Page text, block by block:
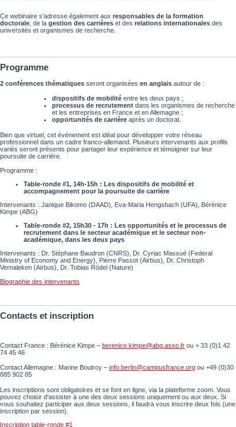
Ce webinaire s’adresse également aux responsables de la formation
doctorale , de la gestion des carrières et des relations internationales des
universités et organismes de recherche.
Programme
2 conférences thématiques seront organisées en anglais autour de :
dispositifs de mobilité entre les deux pays ;
processus de recrutement dans les organismes de recherche
et les entreprises en France et en Allemagne ;
opportunités de carrière après un doctorat.
Bien que virtuel, cet événement est idéal pour développer votre réseau
professionnel dans un cadre franco-allemand. Plusieurs intervenants aux profils
variés seront présents pour partager leur expérience et témoigner sur leur
poursuite de carrière.
Programme :
Table-ronde #1, 14h-15h : Les dispositifs de mobilité et
accompagnement pour la poursuite de carrière
Intervenants : Janique Bikomo (DAAD), Eva-Maria Hengsbach (UFA), Bérénice
Kimpe (ABG)
Table-ronde #2, 15h30 - 17h : Les opportunités et le processus de
recrutement dans le secteur académique et le secteur non-
académique, dans les deux pays
Intervenants : Dr. Stéphane Baudron (CNRS), Dr. Cyriac Massué (Federal
Ministry of Economy and Energy), Pierre Passot (Airbus), Dr. Christoph
Vernaleken (Airbus), Dr. Tobias Rödel (Nature)
Biographie des intervenants
Contacts et inscription
Contact France : Bérénice Kimpe – berenice.kimpe@abg.asso.fr ou + 33 (0)1 42
74 45 46
Contact Allemagne : Marine Boutroy – info.berlin@campusfrance.org ou +49 (0)30
885 902 85
Les inscriptions sont obligatoires et se font en ligne, via la plateforme zoom. Vous
pouvez choisir d'assister à une des deux sessions uniquement ou aux deux. Si
vous souhaitez participer aux deux sessions, il faudra vous inscrire deux fois (une
inscription par session).
Inscription table-ronde #1